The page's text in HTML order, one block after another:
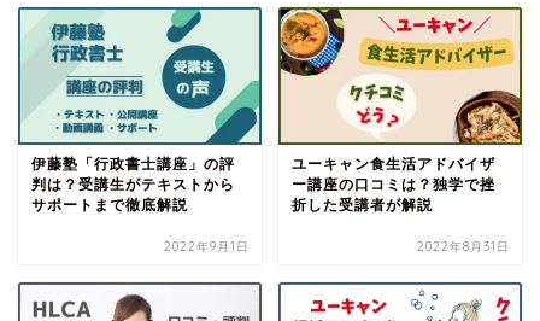
伊藤塾「行政書士講座」の評
判は？受講生がテキストから
サポートまで徹底解説
2022年9月1日
ユーキャン食生活アドバイザ
ー講座の口コミは？独学で挫
折した受講者が解説
2022年8月31日